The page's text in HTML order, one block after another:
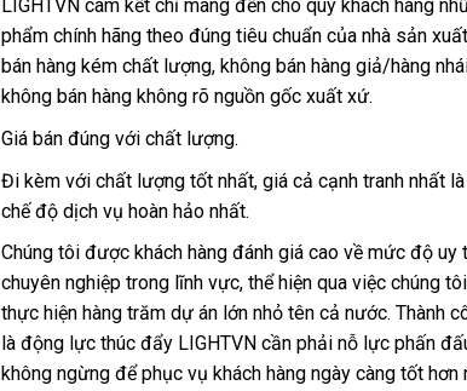
LIGHTVN cam kết chỉ mang đến cho quý khách hàng
phẩm chính hãng theo đúng tiêu chuẩn của nhà sản
bán hàng kém chất lượng, không bán hàng giả/hàng
không bán hàng không rõ nguồn gốc xuất xứ.
Giá bán đúng với chất lượng.
Đi kèm với chất lượng tốt nhất, giá cả cạnh tranh nhất
chế độ dịch vụ hoàn hảo nhất.
Chúng tôi được khách hàng đánh giá cao về mức độ uy
chuyên nghiệp trong lĩnh vực, thể hiện qua việc chúng
thực hiện hàng trăm dự án lớn nhỏ tên cả nước. Thành
là động lực thúc đẩy LIGHTVN cần phải nỗ lực phấn
không ngừng để phục vụ khách hàng ngày càng tốt hơn